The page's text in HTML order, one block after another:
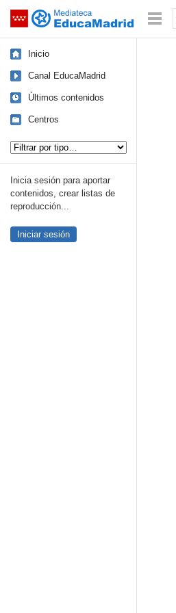
Saltar navegación
Inicio
Canal EducaMadrid
Últimos contenidos
Centros
Inicia sesión para aportar
contenidos, crear listas de
reproducción...
Iniciar sesión